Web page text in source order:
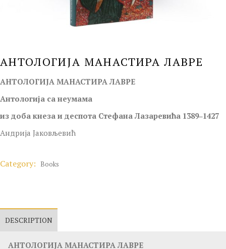
АНТОЛОГИЈА МАНАСТИРА ЛАВРЕ
АНТОЛОГИЈА МАНАСТИРА ЛАВРЕ
Антологија са неумама
из доба кнеза и деспота Стефана Лазаревића 1389‒1427
Андрија Јаковљевић
Category: Books
DESCRIPTION
АНТОЛОГИЈА МАНАСТИРА ЛАВРЕ